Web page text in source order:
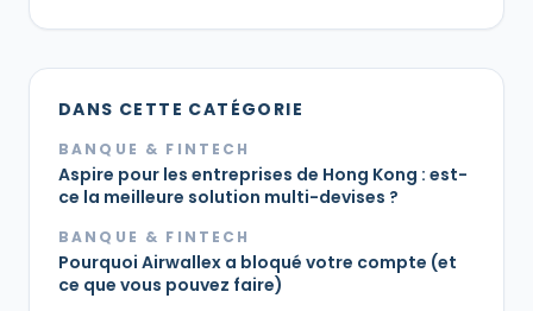
DANS CETTE CATÉGORIE
BANQUE & FINTECH
Aspire pour les entreprises de Hong Kong : est-
ce la meilleure solution multi-devises ?
BANQUE & FINTECH
Pourquoi Airwallex a bloqué votre compte (et
ce que vous pouvez faire)